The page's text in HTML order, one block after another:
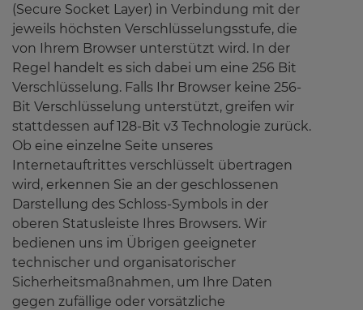
(Secure Socket Layer) in Verbindung mit der
jeweils höchsten Verschlüsselungsstufe, die
von Ihrem Browser unterstützt wird. In der
Regel handelt es sich dabei um eine 256 Bit
Verschlüsselung. Falls Ihr Browser keine 256-
Bit Verschlüsselung unterstützt, greifen wir
stattdessen auf 128-Bit v3 Technologie zurück.
Ob eine einzelne Seite unseres
Internetauftrittes verschlüsselt übertragen
wird, erkennen Sie an der geschlossenen
Darstellung des Schloss-Symbols in der
oberen Statusleiste Ihres Browsers. Wir
bedienen uns im Übrigen geeigneter
technischer und organisatorischer
Sicherheitsmaßnahmen, um Ihre Daten
gegen zufällige oder vorsätzliche